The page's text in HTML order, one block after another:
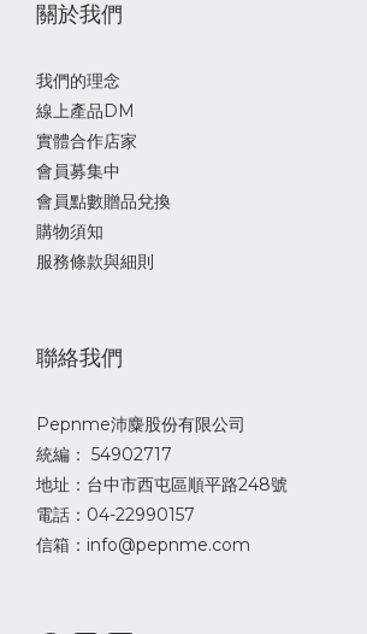
* 建議餵食量: 請見包裝上標示
* 使用注意事項：犬用寵物食品。
* 限常溫寄送
* 超商包裹重量限制:5kg
關於我們
我們的理念
線上產品DM
實體合作店家
會員募集中
會員點數贈品兌換
購物須知
服務條款與細則
聯絡我們
Pepnme沛麋股份有限公司
統編： 54902717
地址：台中市西屯區順平路248號
電話：04-22990157
信箱：info@pepnme.com